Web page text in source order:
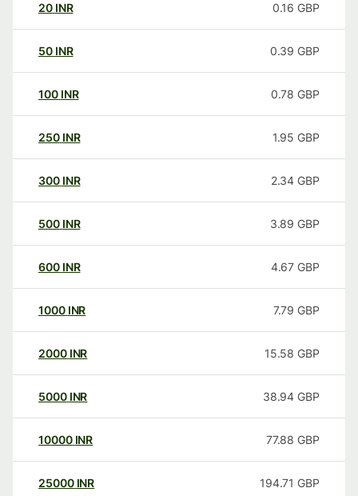
20 INR 0.16 GBP
50 INR 0.39 GBP
100 INR 0.78 GBP
250 INR 1.95 GBP
300 INR 2.34 GBP
500 INR 3.89 GBP
600 INR 4.67 GBP
1000 INR 7.79 GBP
2000 INR 15.58 GBP
5000 INR 38.94 GBP
10000 INR 77.88 GBP
25000 INR 194.71 GBP